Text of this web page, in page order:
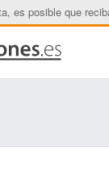
es posible que